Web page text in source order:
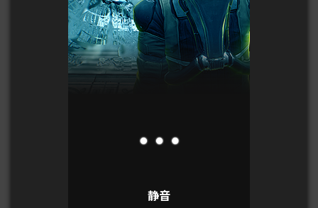
静音